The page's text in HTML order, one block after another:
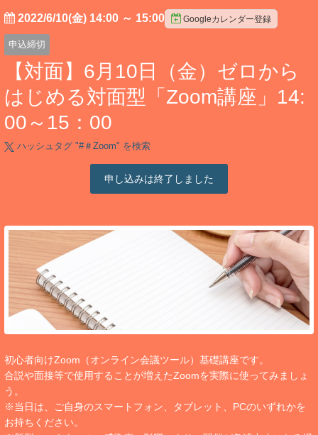
2022/6/10(金) 14:00 ～ 15:00 Googleカレンダー登録
申込締切
【対面】6月10日（金）ゼロから
はじめる対面型「Zoom講座」14:
00～15：00
ハッシュタグ "#＃Zoom" を検索
申し込みは終了しました
初心者向けZoom（オンライン会議ツール）基礎講座です。
合説や面接等で使用することが増えたZoomを実際に使ってみましょ
う。
※当日は、ご自身のスマートフォン、タブレット、PCのいずれかを
お持ちください。